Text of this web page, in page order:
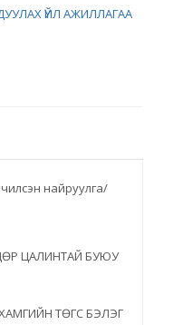
ҮЙЛ АЖИЛЛАГАА
найруулга/
ЦАЛИНТАЙ БУЮУ
ТӨГС БЭЛЭГ